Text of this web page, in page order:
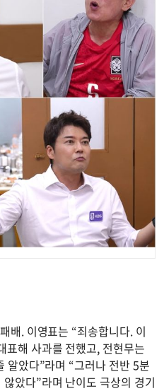
배. 이영표는 “죄송합니다. 이
표해 사과를 전했고, 전현무는
알았다”라며 “그러나 전반 5분
았다”라며 난이도 극상의 경기